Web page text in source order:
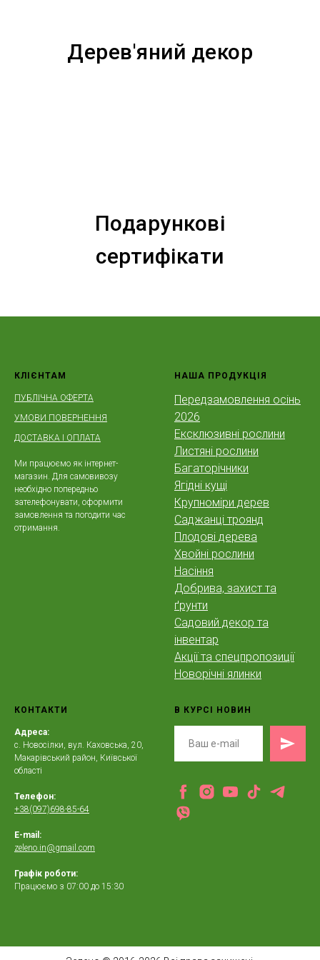
Дерев'яний декор
Подарункові
сертифікати
КЛІЄНТАМ
ПУБЛІЧНА ОФЕРТА
УМОВИ ПОВЕРНЕННЯ
ДОСТАВКА І ОПЛАТА
Ми працюємо як інтернет-
магазин. Для самовивозу
необхідно попередньо
зателефонувати, оформити
замовлення та погодити час
отримання.
НАША ПРОДУКЦІЯ
Передзамовлення осінь
2026
Ексклюзивні рослини
Листяні рослини
Багаторічники
Ягідні кущі
Крупноміри дерев
Саджанці троянд
Плодові дерева
Хвойні рослини
Насіння
Добрива, захист та
ґрунти
Садовий декор та
інвентар
Акції та спецпропозиції
Новорічні ялинки
КОНТАКТИ
Адреса:
с. Новосілки, вул. Каховська, 20,
Макарівський район, Київської
області
Телефон:
+38(097)698-85-64
E-mail:
zeleno.in@gmail.com
Графік роботи:
Працюємо з 07:00 до 15:30
В КУРСІ НОВИН